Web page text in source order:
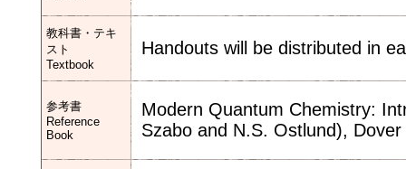
教科書・テキ
スト
Textbook
Handouts will be distributed in
参考書
Reference
Book
Modern Quantum Chemistry:
Szabo and N.S. Ostlund),